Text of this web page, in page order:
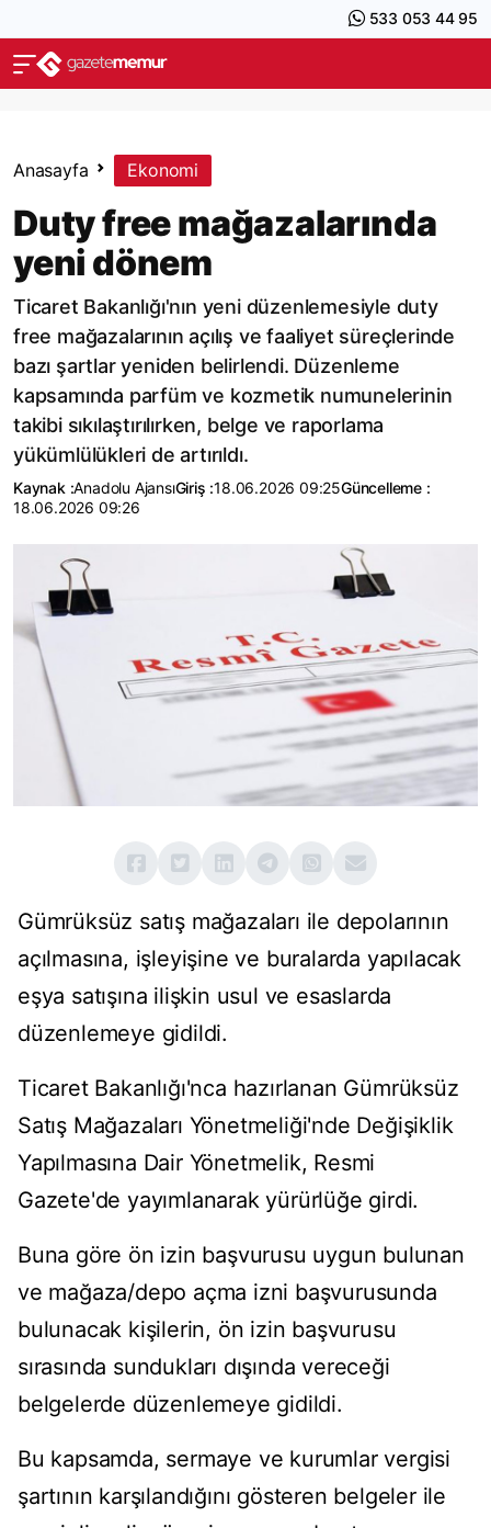
533 053 44 95
Anasayfa Ekonomi
Duty free mağazalarında
yeni dönem
Ticaret Bakanlığı'nın yeni düzenlemesiyle duty
free mağazalarının açılış ve faaliyet süreçlerinde
bazı şartlar yeniden belirlendi. Düzenleme
kapsamında parfüm ve kozmetik numunelerinin
takibi sıkılaştırılırken, belge ve raporlama
yükümlülükleri de artırıldı.
Kaynak :Anadolu AjansıGiriş :18.06.2026 09:25Güncelleme :
18.06.2026 09:26
Gümrüksüz satış mağazaları ile depolarının
açılmasına, işleyişine ve buralarda yapılacak
eşya satışına ilişkin usul ve esaslarda
düzenlemeye gidildi.
Ticaret Bakanlığı'nca hazırlanan Gümrüksüz
Satış Mağazaları Yönetmeliği'nde Değişiklik
Yapılmasına Dair Yönetmelik, Resmi
Gazete'de yayımlanarak yürürlüğe girdi.
Buna göre ön izin başvurusu uygun bulunan
ve mağaza/depo açma izni başvurusunda
bulunacak kişilerin, ön izin başvurusu
sırasında sundukları dışında vereceği
belgelerde düzenlemeye gidildi.
Bu kapsamda, sermaye ve kurumlar vergisi
şartının karşılandığını gösteren belgeler ile